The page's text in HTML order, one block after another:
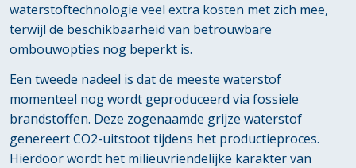
waterstoftechnologie veel extra kosten met zich mee,
terwijl de beschikbaarheid van betrouwbare
ombouwopties nog beperkt is.
Een tweede nadeel is dat de meeste waterstof
momenteel nog wordt geproduceerd via fossiele
brandstoffen. Deze zogenaamde grijze waterstof
genereert CO2-uitstoot tijdens het productieproces.
Hierdoor wordt het milieuvriendelijke karakter van